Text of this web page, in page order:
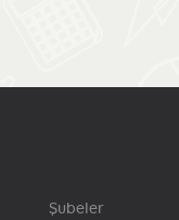
Şubeler